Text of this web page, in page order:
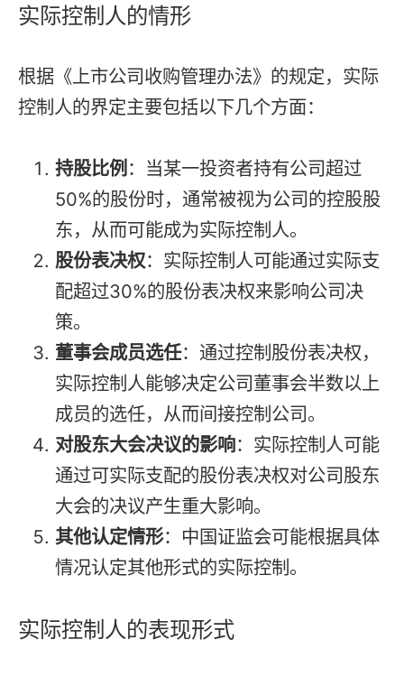
实际控制人的情形
根据《上市公司收购管理办法》的规定，实际
控制人的界定主要包括以下几个方面：
持股比例 ：当某一投资者持有公司超过
50%的股份时，通常被视为公司的控股股
东，从而可能成为实际控制人。
股份表决权：实际控制人可能通过实际支
配超过30%的股份表决权来影响公司决
策。
董事会成员选任：通过控制股份表决权，
实际控制人能够决定公司董事会半数以上
成员的选任，从而间接控制公司。
对股东大会决议的影响：实际控制人可能
通过可实际支配的股份表决权对公司股东
大会的决议产生重大影响。
其他认定情形：中国证监会可能根据具体
情况认定其他形式的实际控制。
实际控制人的表现形式